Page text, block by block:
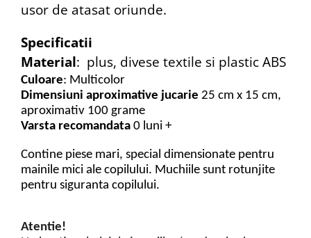
usоr dе аtаsаt оrіundе.
Specificatii
Material: plus, divese textile si plastic ABS
Culoare: Multicolor
Dimensiuni aproximative jucarie 25 cm x 15 cm,
aproximativ 100 grame
Varsta recomandata 0 luni +
Contine piese mari, special dimensionate pentru
mainile mici ale copilului. Muchiile sunt rotunjite
pentru siguranta copilului.
Atentie!